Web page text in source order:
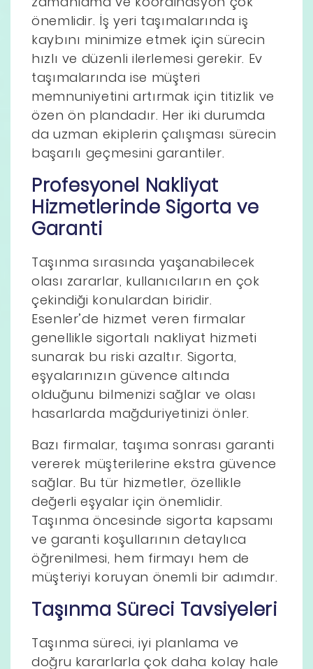
önemlidir. İş yeri taşımalarında iş
kaybını minimize etmek için sürecin
hızlı ve düzenli ilerlemesi gerekir. Ev
taşımalarında ise müşteri
memnuniyetini artırmak için titizlik ve
özen ön plandadır. Her iki durumda
da uzman ekiplerin çalışması sürecin
başarılı geçmesini garantiler.
Profesyonel Nakliyat
Hizmetlerinde Sigorta ve
Garanti
Taşınma sırasında yaşanabilecek
olası zararlar, kullanıcıların en çok
çekindiği konulardan biridir.
Esenler’de hizmet veren firmalar
genellikle sigortalı nakliyat hizmeti
sunarak bu riski azaltır. Sigorta,
eşyalarınızın güvence altında
olduğunu bilmenizi sağlar ve olası
hasarlarda mağduriyetinizi önler.
Bazı firmalar, taşıma sonrası garanti
vererek müşterilerine ekstra güvence
sağlar. Bu tür hizmetler, özellikle
değerli eşyalar için önemlidir.
Taşınma öncesinde sigorta kapsamı
ve garanti koşullarının detaylıca
öğrenilmesi, hem firmayı hem de
müşteriyi koruyan önemli bir adımdır.
Taşınma Süreci Tavsiyeleri
Taşınma süreci, iyi planlama ve
doğru kararlarla çok daha kolay hale